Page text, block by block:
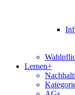
Lernen+